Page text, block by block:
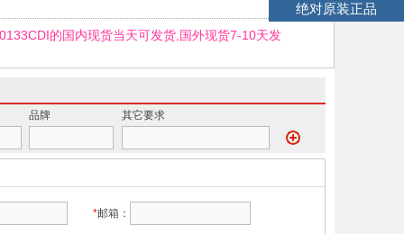
的国内现货当天可发货,国外现货7-10天发
品牌 其它要求
*邮箱：
绝对原装正品